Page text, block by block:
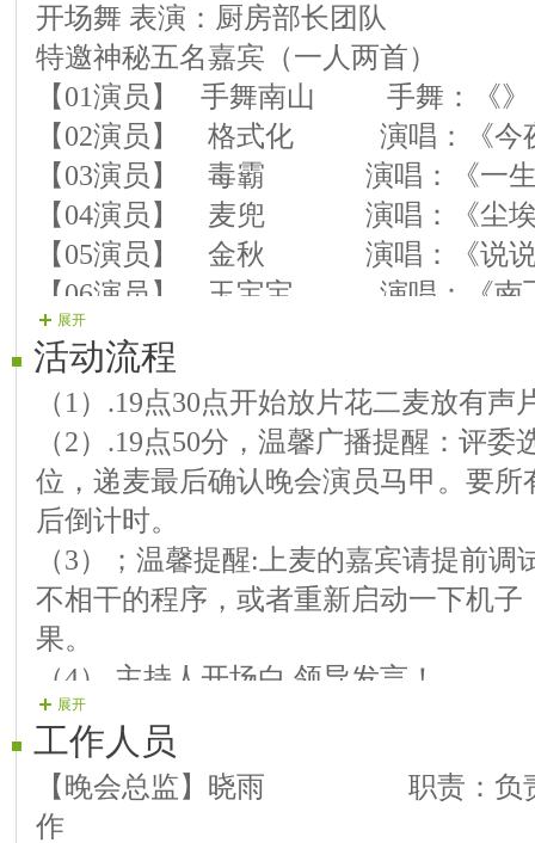
开场舞 表演：厨房部长团队
特邀神秘五名嘉宾（一人两首）
【01演员】 手舞南山 手舞：《》
【02演员】 格式化 演唱：《今
【03演员】 毒霸 演唱：《一生
【04演员】 麦兜 演唱：《尘埃
【05演员】 金秋 演唱：《说说
【06演员】 玉宝宝 演唱：《南
【07演员】 惠妹 演唱：《火火
【08演员】 兰儿 演唱：《寂寞
【09演员】 易然 演唱：《你
【10演员】 英雄 演唱：《伤心
【11演员】 磊磊 演唱：《阿哥
【12演员】 笑对人生 演唱：《勿
【13演员】 一生有你 葫芦丝吹
【14演员】 冰岛 演唱：《驿动
【15演员】 寒冰 演唱：《梦的
【16演员】 阳光 演唱：《一曲
【17演员】 麦兜 演唱：《尘埃
结束舞 表演：厨房部长团队
展开
活动流程
（1）.19点30点开始放片花二麦放有
（2）.19点50分，温馨广播提醒：评
位，递麦最后确认晚会演员马甲。要
后倒计时。
（3）；温馨提醒:上麦的嘉宾请提前
不相干的程序，或者重新启动一下机
果。
（4）.主持人开场白.领导发言！
（5）.晚会节日安排和流程如下备注（
目顺序及时间一一演出。
（6）.主持人晚会结束，主办方领导代
展开
工作人员
【晚会总监】晓雨 职责：负责
作